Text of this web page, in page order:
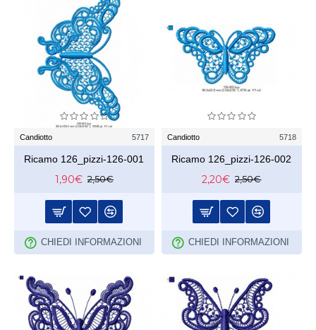
Candiotto 5717
Ricamo 126_pizzi-126-001
1,90€ 2,50€
CHIEDI INFORMAZIONI
Candiotto 5718
Ricamo 126_pizzi-126-002
2,20€ 2,50€
CHIEDI INFORMAZIONI